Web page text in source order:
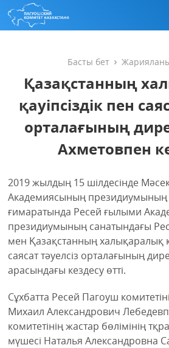
Басты бет
Қазақстанның
қауіпсіздік пен
орталағының
Ахметовпен
2019 жылдың 15 шілдесінде
Академиясының президиумының
ғимаратында Ресей ғылыми
президиумының санатындағы
мен Қазақстанның халықаралық
саясат тәуелсіз орталағының
арасындағы кездесу өтті.
Сұхбатта Ресей Пагоуш
Михаил Александрович
комитетінің жастар бөлімінің
мүшесі Наталья Александровна